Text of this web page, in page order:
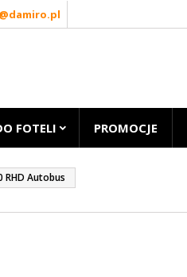
FOTELI PROMOCJE
RHD Autobus